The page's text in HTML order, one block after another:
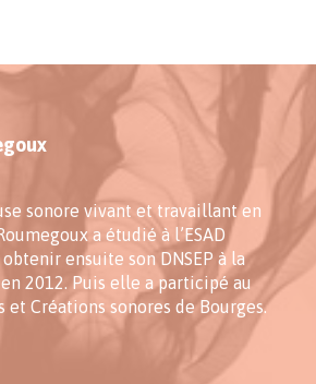
sonore vivant et travaillant en
a étudié à l’ESAD
ensuite son DNSEP à la
2012. Puis elle a participé au
et Créations sonores de Bourges.